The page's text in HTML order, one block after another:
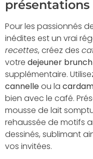
présentations
Pour les passionnés
inédites est un vrai
recettes, créez des
votre dejeuner brunch
supplémentaire.
cannelleou la
bien avec le café.
mousse de lait
rehaussée de motifs
dessinés, sublimant
vos invitées.